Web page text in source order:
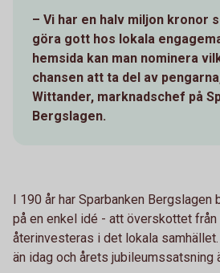
– Vi har en halv miljon kronor
göra gott hos lokala
hemsida kan man nominera
chansen att ta del av
Wittander, marknadschef på
Bergslagen.
I 190 år har Sparbanken
på en enkel idé - att överskottet från
återinvesteras i det lokala
än idag och årets jubileumssatsning